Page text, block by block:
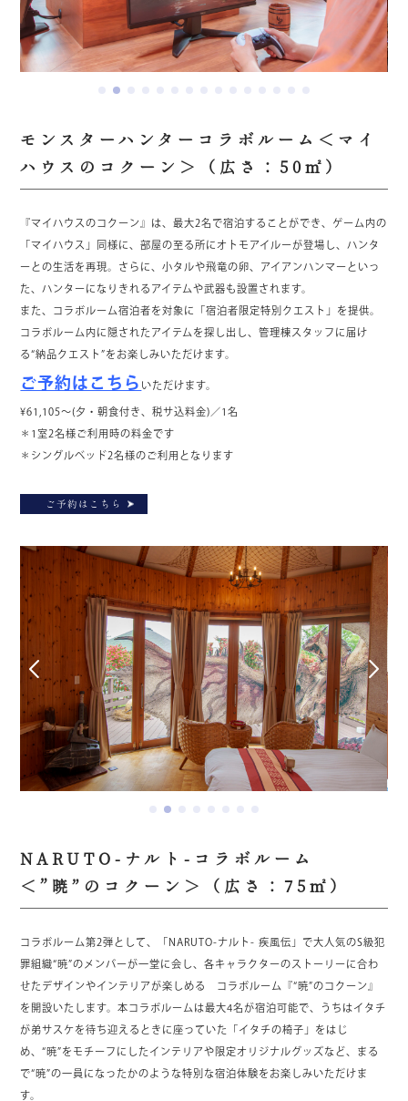
モンスターハンターコラボルーム＜マイ
ハウスのコクーン＞（広さ：50㎡）
『マイハウスのコクーン』は、最大2名で宿泊することができ、ゲーム内の
「マイハウス」同様に、部屋の至る所にオトモアイルーが登場し、ハンタ
ーとの生活を再現。さらに、小タルや飛竜の卵、アイアンハンマーといっ
た、ハンターになりきれるアイテムや武器も設置されます。
また、コラボルーム宿泊者を対象に「宿泊者限定特別クエスト」を提供。
コラボルーム内に隠されたアイテムを探し出し、管理棟スタッフに届け
る“納品クエスト”をお楽しみいただけます。
ご予約はこちら いただけます。
¥61,105～(夕・朝食付き、税サ込料金)／1名
＊1室2名様ご利用時の料金です
＊シングルベッド2名様のご利用となります
ご予約はこちら
NARUTO-ナルト-コラボルーム
＜”暁”のコクーン＞（広さ：75㎡）
コラボルーム第2弾として、「NARUTO-ナルト- 疾風伝」で大人気のS級犯
罪組織“暁”のメンバーが一堂に会し、各キャラクターのストーリーに合わ
せたデザインやインテリアが楽しめる コラボルーム『“暁”のコクーン』
を開設いたします。本コラボルームは最大4名が宿泊可能で、うちはイタチ
が弟サスケを待ち迎えるときに座っていた「イタチの椅子」をはじ
め、“暁”をモチーフにしたインテリアや限定オリジナルグッズなど、まる
で“暁”の一員になったかのような特別な宿泊体験をお楽しみいただけま
す。